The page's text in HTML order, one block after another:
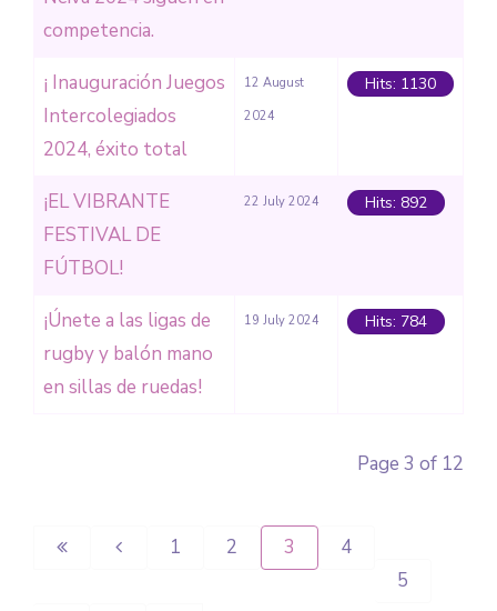
competencia.
¡ Inauguración Juegos
Intercolegiados
2024, éxito total
12 August
2024
Hits: 1130
¡EL VIBRANTE
FESTIVAL DE
FÚTBOL!
22 July 2024 Hits: 892
¡Únete a las ligas de
rugby y balón mano
en sillas de ruedas!
19 July 2024 Hits: 784
Page 3 of 12
1 2 3
4
5